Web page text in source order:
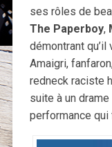
ses rôles de
The Paperboy,
démontrant qu’il
Amaigri,
redneck raciste
suite à un
performance